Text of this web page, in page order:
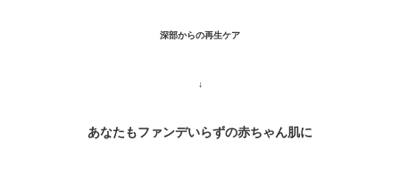
深部からの再生ケア
↓
あなたもファンデいらずの赤ちゃん肌に